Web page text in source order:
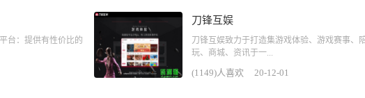
台：提供有性价比的
刀锋互娱
刀锋互娱致力于打造集游戏体验、游戏赛事、
玩、商城、资讯于一...
(1149)人喜欢 20-12-01